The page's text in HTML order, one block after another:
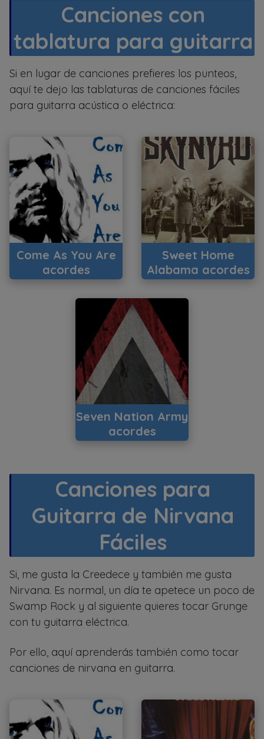
Canciones con
tablatura para guitarra
Si en lugar de canciones prefieres los punteos,
aquí te dejo las tablaturas de canciones fáciles
para guitarra acústica o eléctrica:
Come As You Are
acordes
Sweet Home
Alabama acordes
Seven Nation Army
acordes
Canciones para
Guitarra de Nirvana
Fáciles
Si, me gusta la Creedece y también me gusta
Nirvana. Es normal, un día te apetece un poco de
Swamp Rock y al siguiente quieres tocar Grunge
con tu guitarra eléctrica.
Por ello, aquí aprenderás también como tocar
canciones de nirvana en guitarra.